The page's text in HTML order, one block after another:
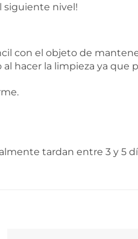
siguiente nivel!
con el objeto de
hacer la limpieza ya que
tardan entre 3 y 5